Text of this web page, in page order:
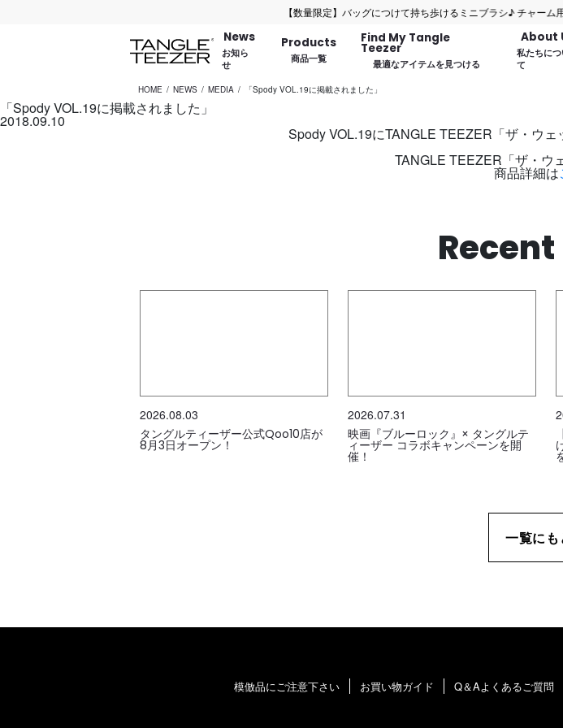
【数量限定】バッグにつけて持ち歩けるミニブラシ♪ チャーム用リ
News
お知ら
せ
Products
商品一覧
Find My Tangle
Teezer
最適なアイテムを見つける
About
私たちに
て
HOME NEWS MEDIA 「Spody VOL.19に掲載されました」
「Spody VOL.19に掲載されました」
2018.09.10
Spody VOL.19にTANGLE TEEZER「ザ・ウェ
TANGLE TEEZER「ザ・ウ
商品詳細は
2026.08.03
タングルティーザー公式Qoo10店が
8月3日オープン！
2026.07.31
映画『ブルーロック』× タングルテ
ィーザー コラボキャンペーンを開
催！
一覧にも
模倣品にご注意下さい お買い物ガイド Q＆Aよくあるご質問